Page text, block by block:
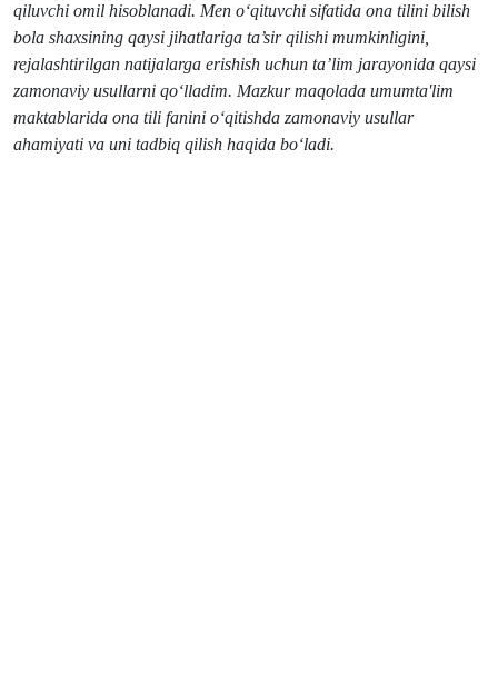
qiluvchi omil hisoblanadi. Men o‘qituvchi sifatida ona tilini bilish
bola shaxsining qaysi jihatlariga ta’sir qilishi mumkinligini,
rejalashtirilgan natijalarga erishish uchun ta’lim jarayonida qaysi
zamonaviy usullarni qoʻlladim. Mazkur maqolada umumta'lim
maktablarida ona tili fanini oʻqitishda zamonaviy usullar
ahamiyati va uni tadbiq qilish haqida boʻladi.